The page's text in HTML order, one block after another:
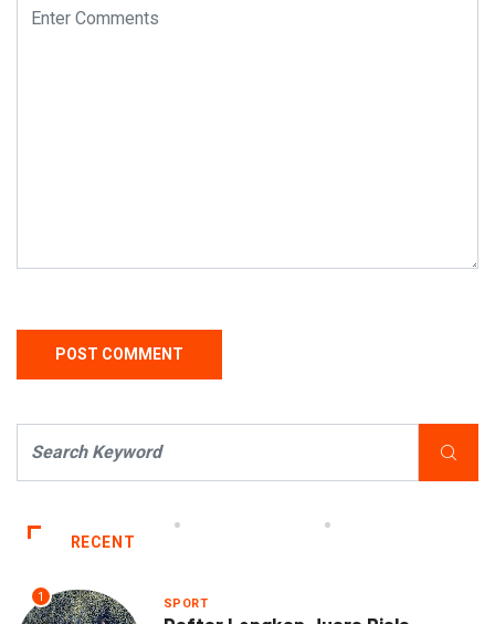
RECENT
1 SPORT